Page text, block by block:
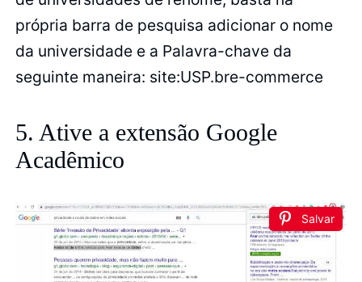
própria barra de pesquisa adicionar o nome
da universidade e a Palavra-chave da
seguinte maneira: site:USP.bre-commerce
5. Ative a extensão Google
Acadêmico
Salvar